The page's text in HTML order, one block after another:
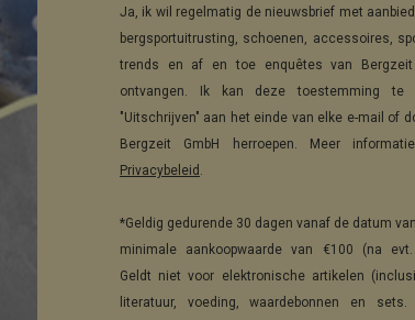
Ja, ik wil regelmatig de nieuwsbrief met
bergsportuitrusting, schoenen, accessoires,
trends en af en toe enquêtes van Bergzeit
ontvangen. Ik kan deze toestemming te
"Uitschrijven" aan het einde van elke e-mail of
Bergzeit GmbH herroepen. Meer
Privacybeleid .
*Geldig gedurende 30 dagen vanaf de datum
minimale aankoopwaarde van €100 (na evt.
Geldt niet voor elektronische artikelen
literatuur, voeding, waardebonnen en